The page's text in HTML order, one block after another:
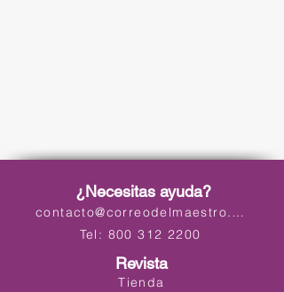
¿Necesitas ayuda?
contacto@correodelmaestro.com
Tel: 800 312 2200
Revista
Tienda